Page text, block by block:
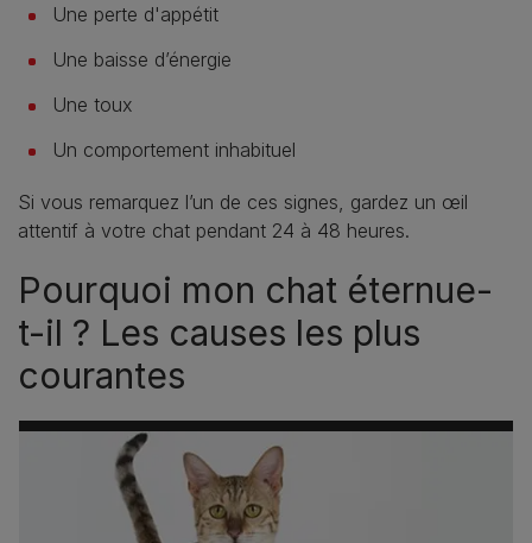
Une perte d'appétit
Une baisse d’énergie
Une toux
Un comportement inhabituel
Si vous remarquez l’un de ces signes, gardez un œil
attentif à votre chat pendant 24 à 48 heures.
Pourquoi mon chat éternue-
t-il ? Les causes les plus
courantes